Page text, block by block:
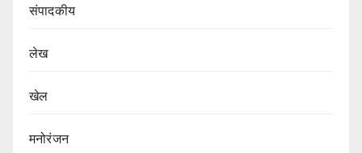
संपादकीय
लेख
खेल
मनोरंजन